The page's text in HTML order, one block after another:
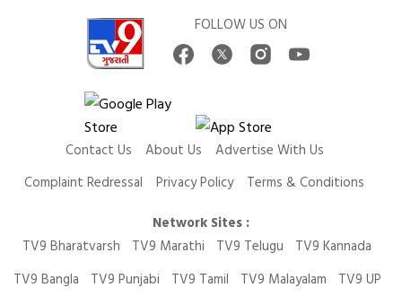
FOLLOW US ON
Contact Us About Us
Advertise With Us
Complaint Redressal
Privacy Policy
Terms & Conditions
Network Sites :
TV9 Bharatvarsh
TV9 Marathi TV9 Telugu
TV9 Kannada
TV9 Bangla
TV9 Punjabi TV9 Tamil TV9 Malayalam
TV9 UP